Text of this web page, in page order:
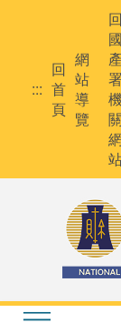
:::
回
首
頁
網
站
導
覽
回
國
產
關
網